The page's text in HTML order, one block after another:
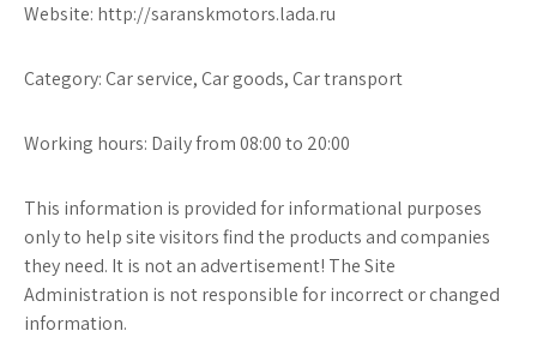
Website: http://saranskmotors.lada.ru
Category: Car service, Car goods, Car transport
Working hours: Daily from 08:00 to 20:00
This information is provided for informational purposes
only to help site visitors find the products and companies
they need. It is not an advertisement! The Site
Administration is not responsible for incorrect or changed
information.